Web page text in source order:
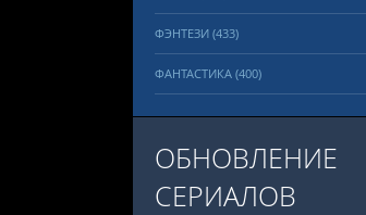
ФЭНТЕЗИ (433)
ФАНТАСТИКА (400)
ОБНОВЛЕНИЕ
СЕРИАЛОВ